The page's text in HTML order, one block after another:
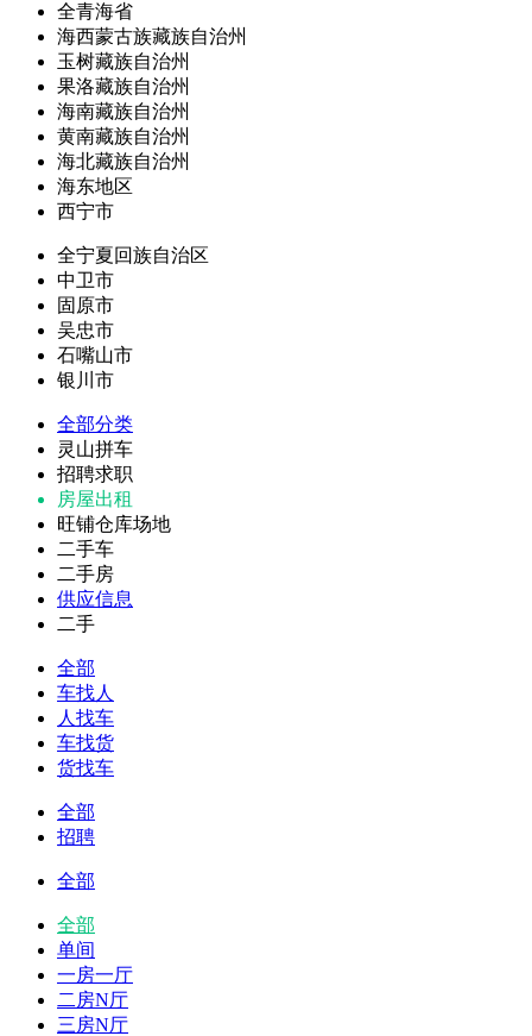
全青海省
海西蒙古族藏族自治州
玉树藏族自治州
果洛藏族自治州
海南藏族自治州
黄南藏族自治州
海北藏族自治州
海东地区
西宁市
全宁夏回族自治区
中卫市
固原市
吴忠市
石嘴山市
银川市
全部分类
灵山拼车
招聘求职
房屋出租
旺铺仓库场地
二手车
二手房
供应信息
二手
全部
车找人
人找车
车找货
货找车
全部
招聘
全部
全部
单间
一房一厅
二房N厅
三房N厅